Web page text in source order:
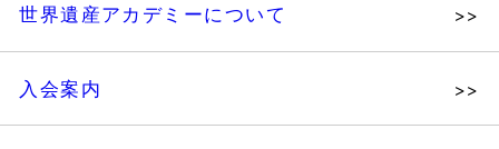
世界遺産アカデミーについて
入会案内